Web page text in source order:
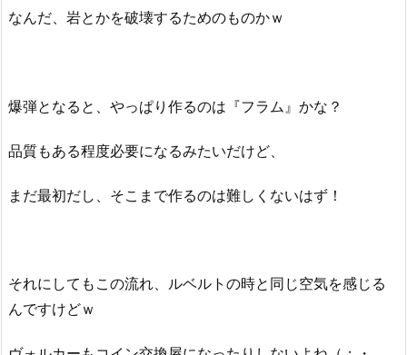
なんだ、岩とかを破壊するためのものかｗ
爆弾となると、やっぱり作るのは『フラム』かな？
品質もある程度必要になるみたいだけど、
まだ最初だし、そこまで作るのは難しくないはず！
それにしてもこの流れ、ルベルトの時と同じ空気を感じる
んですけどｗ